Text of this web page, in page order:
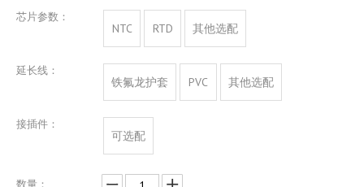
芯片参数：
NTC RTD 其他选配
延长线：
铁氟龙护套 PVC 其他选配
接插件：
可选配
数量：